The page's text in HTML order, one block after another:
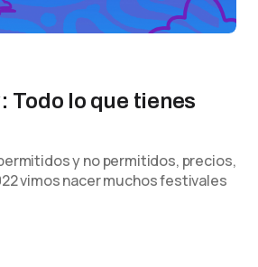
Todo lo que tienes
y no permitidos, precios,
vimos nacer muchos festivales